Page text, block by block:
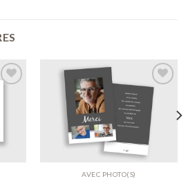
de
Ajouter
à ma
liste de
souhaits
AVEC PHOTO(S)